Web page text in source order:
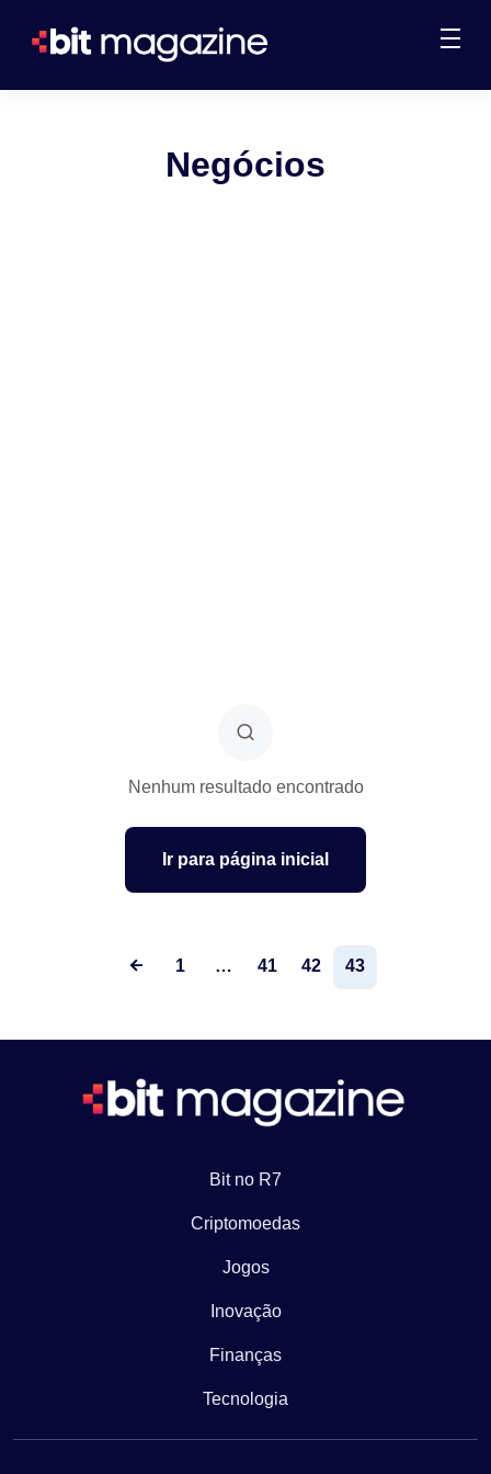
Negócios
Nenhum resultado encontrado
Ir para página inicial
1 … 41 42 43
Bit no R7
Criptomoedas
Jogos
Inovação
Finanças
Tecnologia